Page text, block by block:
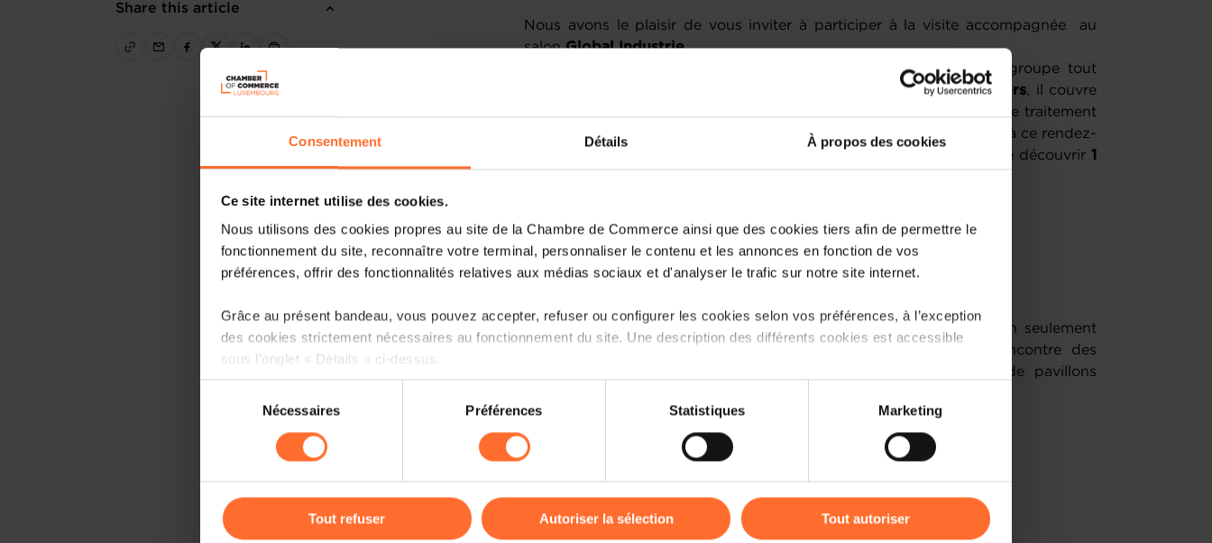
Consentement Détails À propos des cookies
Ce site internet utilise des cookies.
Nous utilisons des cookies propres au site de la Chambre de Commerce ainsi que des cookies tiers afin de permettre le
fonctionnement du site, reconnaître votre terminal, personnaliser le contenu et les annonces en fonction de vos
préférences, offrir des fonctionnalités relatives aux médias sociaux et d'analyser le trafic sur notre site internet.
Grâce au présent bandeau, vous pouvez accepter, refuser ou configurer les cookies selon vos préférences, à l’exception
des cookies strictement nécessaires au fonctionnement du site. Une description des différents cookies est accessible
sous l’onglet « Détails » ci-dessus.
Il est précisé que la navigation sur le site et certaines fonctionnalités (ex : lecture de vidéos, partage sur les réseaux
cas de refus de tous les cookies ou des cookies non nécessaires.
gauche de chaque page.
consentement
Nécessaires Préférences Statistiques Marketing
Tout refuser Autoriser la sélection Tout autoriser
Share this article
Nous avons le plaisir de vous inviter à participer à la visite accompagnée au
salonGlobal Industrie.
, ce salon est l’unique en France qui regroupe tout
l’écosystème et la chaîne de valeur de l’industrie. Divisé en15 univers, il couvre
un large éventail de thématiques tels que la robotique, l’énergie et le traitement
de matériaux.
40 000 visiteurs
sont attendus à ce rendez-
vous incontournable. Des espaces de démonstration permettront de découvrir 1
Grâce à cette visite accompagnée, vous aurez la possibilité de non seulement
explorer les 15 univers de ce salon, mais aussi d’aller à la rencontre des
exposants luxembourgeois et d’échanger avec des entreprises de pavillons
Interessé(e)? Veuillez-vous inscrire avant le 1er mars 2024.
PROGRAMME​​​​​​​INSCRIPTION